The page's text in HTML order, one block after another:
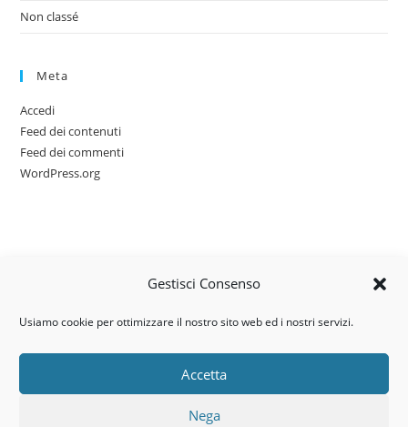
Gestisci Consenso
Usiamo cookie per ottimizzare il nostro sito web ed i nostri servizi.
Accetta
Nega
Non classé
Meta
Accedi
Feed dei contenuti
Feed dei commenti
WordPress.org
Via dell’artigianato, 14 – 31030